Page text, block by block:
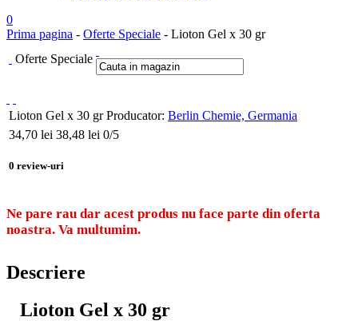
0
Prima pagina - Oferte Speciale - Lioton Gel x 30 gr
Oferte Speciale
Lioton Gel x 30 gr Producator: Berlin Chemie, Germania
34,70 lei 38,48 lei 0/5
0 review-uri
Ne pare rau dar acest produs nu face parte din oferta
noastra. Va multumim.
Descriere
Lioton Gel x 30 gr